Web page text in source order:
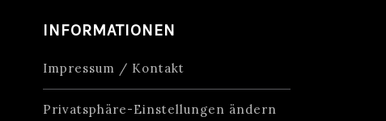
INFORMATIONEN
Impressum / Kontakt
Privatsphäre-Einstellungen ändern